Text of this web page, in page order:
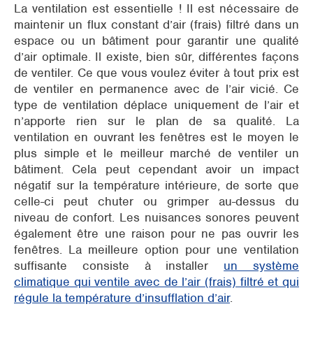
La ventilation est essentielle ! Il est nécessaire de
maintenir un flux constant d’air (frais) filtré dans un
espace ou un bâtiment pour garantir une qualité
d’air optimale. Il existe, bien sûr, différentes façons
de ventiler. Ce que vous voulez éviter à tout prix est
de ventiler en permanence avec de l’air vicié. Ce
type de ventilation déplace uniquement de l’air et
n’apporte rien sur le plan de sa qualité. La
ventilation en ouvrant les fenêtres est le moyen le
plus simple et le meilleur marché de ventiler un
bâtiment. Cela peut cependant avoir un impact
négatif sur la température intérieure, de sorte que
celle-ci peut chuter ou grimper au-dessus du
niveau de confort. Les nuisances sonores peuvent
également être une raison pour ne pas ouvrir les
fenêtres. La meilleure option pour une ventilation
suffisante consiste à installer un système
climatique qui ventile avec de l’air (frais) filtré et qui
régule la température d’insufflation d’air.